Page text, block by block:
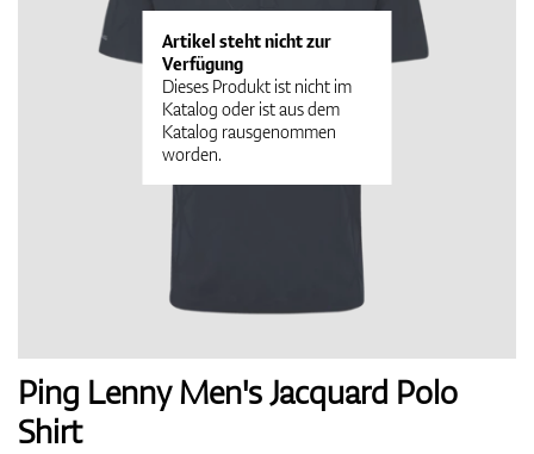
Golfschläger
Bekleidung
Artikel steht nicht zur
Verfügung
Dieses Produkt ist nicht im
Katalog oder ist aus dem
Katalog rausgenommen
worden.
Ping Lenny Men's Jacquard Polo
Shirt